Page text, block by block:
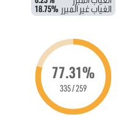
الغياب غير المبرر 18.75%
77.31%
259 / 335